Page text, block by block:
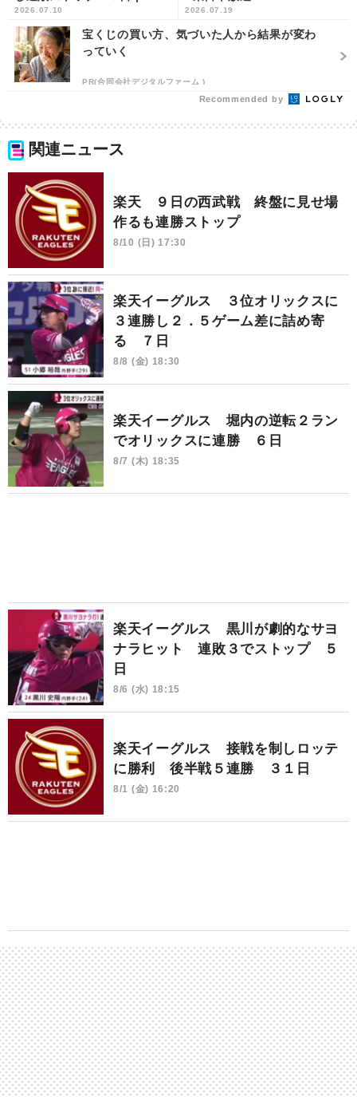
東日本放送
2026.07.10 2026.07.19
宝くじの買い方、気づいた人から結果が変わ
っていく
PR(合同会社デジタルファーム )
Recommended by
関連ニュース
楽天 ９日の西武戦 終盤に見せ場
作るも連勝ストップ
8/10 (日) 17:30
楽天イーグルス ３位オリックスに
３連勝し２．５ゲーム差に詰め寄
る ７日
8/8 (金) 18:30
楽天イーグルス 堀内の逆転２ラン
でオリックスに連勝 ６日
8/7 (木) 18:35
楽天イーグルス 黒川が劇的なサヨ
ナラヒット 連敗３でストップ ５
日
8/6 (水) 18:15
楽天イーグルス 接戦を制しロッテ
に勝利 後半戦５連勝 ３１日
8/1 (金) 16:20